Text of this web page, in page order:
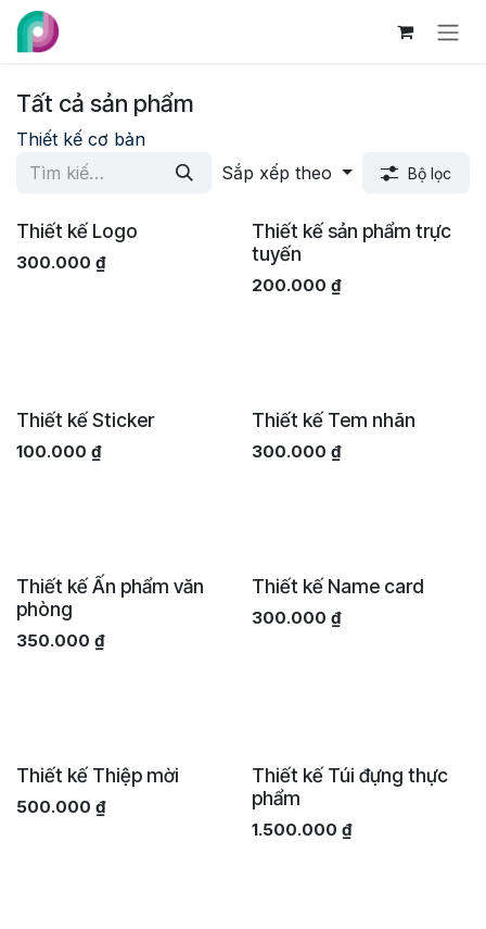
Bỏ qua để đến Nội dung
Tất cả sản phẩm
Thiết kế cơ bản
Sắp xếp theo
Bộ lọc
Thiết kế Logo
300.000 ₫
Thiết kế sản phẩm trực
tuyến
200.000 ₫
Thiết kế Sticker
100.000 ₫
Thiết kế Tem nhãn
300.000 ₫
Thiết kế Ấn phẩm văn
phòng
350.000 ₫
Thiết kế Name card
300.000 ₫
Thiết kế Thiệp mời
500.000 ₫
Thiết kế Túi đựng thực
phẩm
1.500.000 ₫